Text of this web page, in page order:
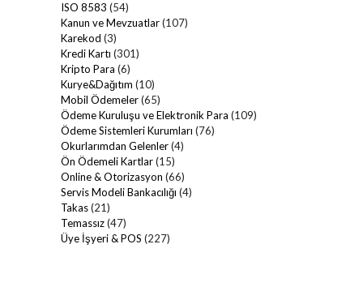
ISO 8583 (54)
Kanun ve Mevzuatlar(107)
Karekod (3)
Kredi Kartı (301)
Kripto Para (6)
Kurye&Dağıtım (10)
Mobil Ödemeler(65)
Ödeme Kuruluşu ve Elektronik Para (109)
Ödeme Sistemleri Kurumları (76)
Okurlarımdan Gelenler(4)
Ön Ödemeli Kartlar(15)
Online & Otorizasyon (66)
Servis Modeli Bankacılığı (4)
Takas(21)
Temassız(47)
Üye İşyeri & POS (227)